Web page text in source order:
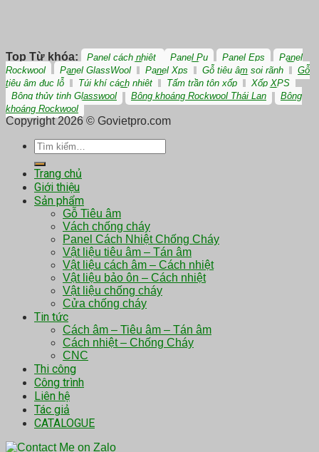
Top Từ khóa: Panel cách nhiệt Panel Pu Panel Eps
Panel
Rockwool
Panel GlassWool Panel Xps Gỗ tiêu âm soi rãnh
Gỗ
tiêu âm đục lỗ
Túi khí cách nhiệt Tấm trần tôn xốp
Xốp XPS
Bông thủy tinh Glasswool
Bông khoáng Rockwool Thái Lan
Bông
khoáng Rockwool
Copyright 2026 © Govietpro.com
Tìm
kiếm:
Trang chủ
Giới thiệu
Sản phẩm
Gỗ Tiêu âm
Vách chống cháy
Panel Cách Nhiệt Chống Cháy
Vật liệu tiêu âm – Tán âm
Vật liệu cách âm – Cách nhiệt
Vật liệu bảo ôn – Cách nhiệt
Vật liệu chống cháy
Cửa chống cháy
Tin tức
Cách âm – Tiêu âm – Tán âm
Cách nhiệt – Chống Cháy
CNC
Thi công
Công trình
Liên hệ
Tác giả
CATALOGUE